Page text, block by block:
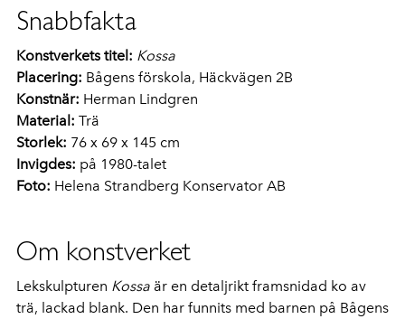
Snabbfakta
Konstverkets titel: Kossa
Placering: Bågens förskola, Häckvägen 2B
Konstnär: Herman Lindgren
Material: Trä
Storlek: 76 x 69 x 145 cm
Invigdes: på 1980-talet
Foto: Helena Strandberg Konservator AB
Om konstverket
Lekskulpturen Kossa är en detaljrikt framsnidad ko av
trä, lackad blank. Den har funnits med barnen på Bågens